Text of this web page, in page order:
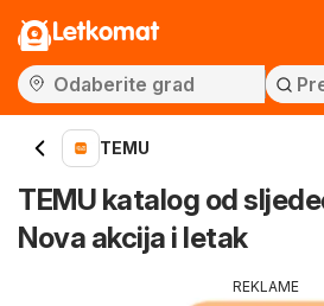
Letkomat
TEMU
TEMU katalog od
Nova akcija i letak
REKLAME